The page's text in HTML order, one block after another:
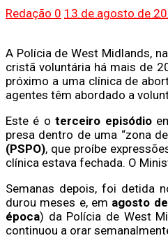
Redação 0 13 de agosto de
A Polícia de West Midlands,
cristã voluntária há mais de
próximo a uma clínica de
agentes têm abordado a
Este é oterceiro episódio
presa dentro de uma “zona
(PSPO), que proíbe
clínica estava fechada. O
Semanas depois, foi detida
durou meses e, em agosto
época) da Polícia de West
continuou a orar